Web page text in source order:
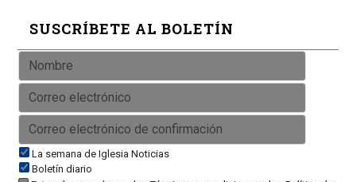
SUSCRÍBETE AL BOLETÍN
La semana de Iglesia Noticias
Boletín diario